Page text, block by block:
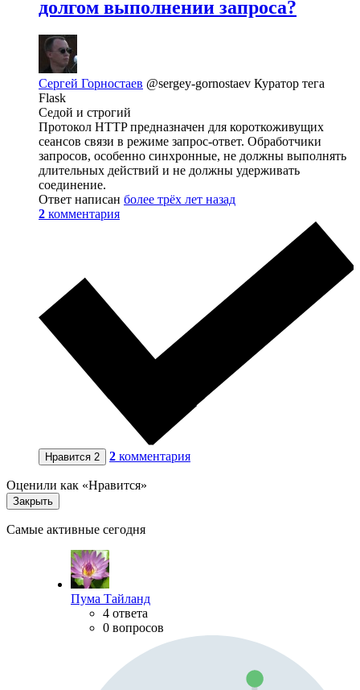
долгом выполнении запроса?
Сергей Горностаев @sergey-gornostaev Куратор тега
Flask
Седой и строгий
Протокол HTTP предназначен для короткоживущих
сеансов связи в режиме запрос-ответ. Обработчики
запросов, особенно синхронные, не должны выполнять
длительных действий и не должны удерживать
соединение.
Ответ написан более трёх лет назад
2 комментария
Нравится 2 2 комментария
Оценили как «Нравится»
Закрыть
Самые активные сегодня
Пума Тайланд
4 ответа
0 вопросов